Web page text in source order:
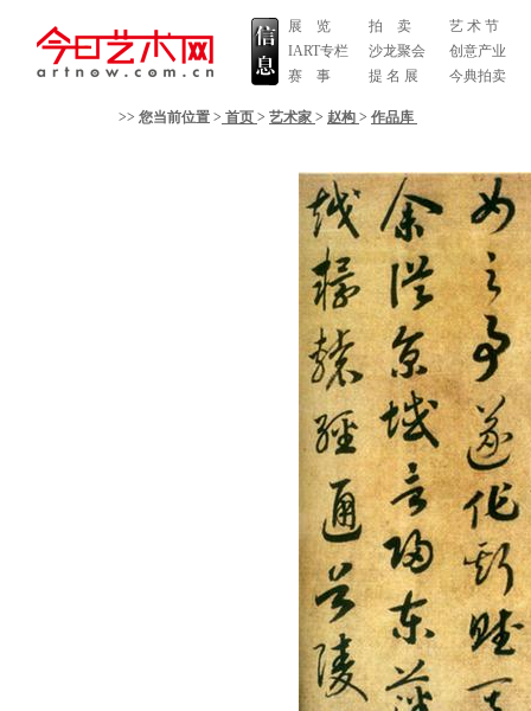
展 览
IART专栏
赛 事
拍 卖
沙龙聚会
提 名 展
艺 术 节
创意产业
今典拍卖
>> 您当前位置 > 首页 > 艺术家 > 赵构 > 作品库